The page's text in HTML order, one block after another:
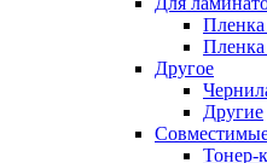
Пленка
Пленка
Другое
Другие
Тонер-